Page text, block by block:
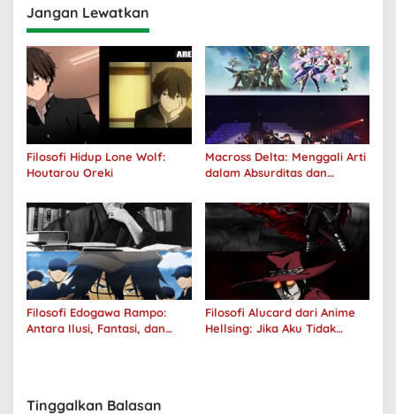
Jangan Lewatkan
Filosofi Hidup Lone Wolf:
Houtarou Oreki
Macross Delta: Menggali Arti
dalam Absurditas dan
Filosofi Edogawa Rampo:
Antara Ilusi, Fantasi, dan
Filosofi Alucard dari Anime
Hellsing: Jika Aku Tidak
Tinggalkan Balasan